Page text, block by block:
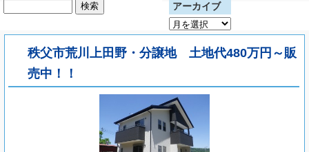
アーカイブ
ア
ー
カ
秩父市荒川上田野・分譲地 土地代480万円～販
売中！！